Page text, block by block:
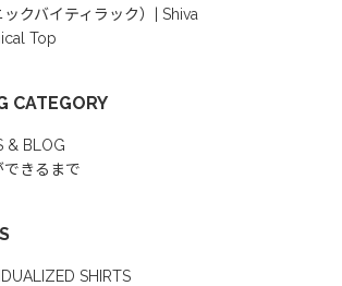
ックバイティラック）| Shiva
Top
CATEGORY
& BLOG
できるまで
SHIRTS